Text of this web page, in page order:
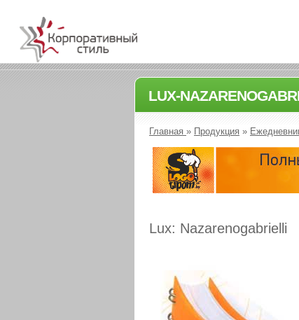
LUX-
Главная » Продукция »
Lux: Nazarenogabrielli